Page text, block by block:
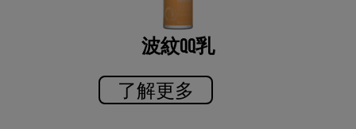
波紋QQ乳
了解更多